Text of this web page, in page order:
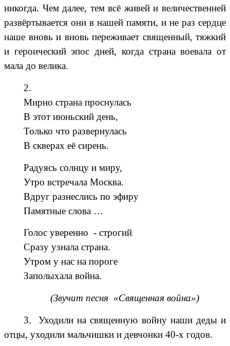
никогда. Чем далее, тем всё живей и величественней
развёртывается они в нашей памяти, и не раз сердце
наше вновь и вновь переживает священный, тяжкий
и героический эпос дней, когда страна воевала от
мала до велика.
2.
Мирно страна проснулась
В этот июньский день,
Только что развернулась
В скверах её сирень.
Радуясь солнцу и миру,
Утро встречала Москва.
Вдруг разнеслись по эфиру
Памятные слова …
Голос уверенно - строгий
Сразу узнала страна.
Утром у нас на пороге
Заполыхала война.
(Звучит песня «Священная война»)
3. Уходили на священную войну наши деды и
отцы, уходили мальчишки и девчонки 40-х годов.